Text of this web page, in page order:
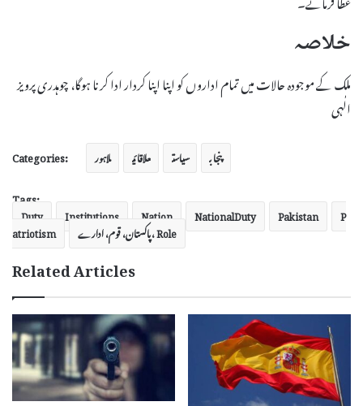
خلاصہ
ملک کے موجودہ حالات میں تمام اداروں کو اپنا اپنا کردار ادا کرنا ہوگا، چوہدری پرویز
الٰہی
Categories: پنجاب سیاست علاقائی لاہور
Tags:
Duty Institutions Nation NationalDuty Pakistan P
atriotism
پاکستان، قوم، ادارے، Role
Related Articles